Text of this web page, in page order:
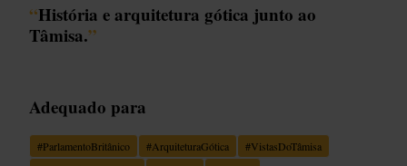
“História e arquitetura gótica junto ao
Tâmisa.”
Adequado para
#ParlamentoBritânico #ArquiteturaGótica #VistasDoTâmisa